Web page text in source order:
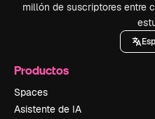
millón de suscriptores entre
Productos
Spaces
Asistente de IA